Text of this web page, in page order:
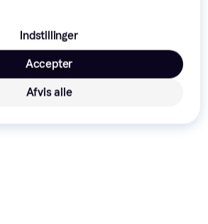
4.6
Microsoft Xbox Elite
Series 2 - Black
Trådløs Gamepad til PC, Xbox One,
Xbox Series X
1.068 kr.
Indstillinger
Afvis alle
Accepter